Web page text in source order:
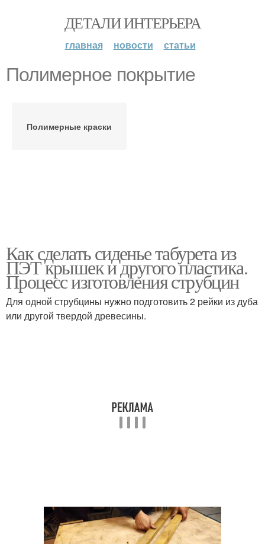
ДЕТАЛИ ИНТЕРЬЕРА
главная новости статьи
Полимерное покрытие
Полимерные краски
Как сделать сиденье табурета из
ПЭТ крышек и другого пластика.
Процесс изготовления струбцин
Для одной струбцины нужно подготовить 2 рейки из дуба
или другой твердой древесины.